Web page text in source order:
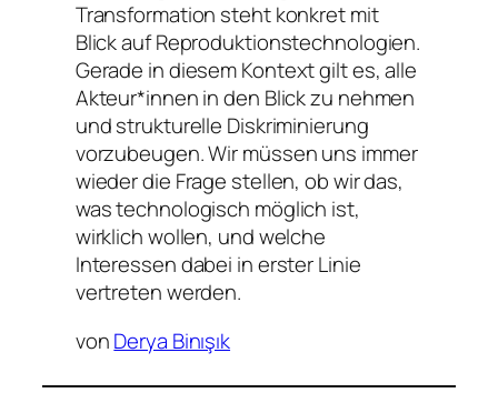
Transformation steht konkret mit
Blick auf Reproduktionstechnologien.
Gerade in diesem Kontext gilt es, alle
Akteur*innen in den Blick zu nehmen
und strukturelle Diskriminierung
vorzubeugen. Wir müssen uns immer
wieder die Frage stellen, ob wir das,
was technologisch möglich ist,
wirklich wollen, und welche
Interessen dabei in erster Linie
vertreten werden.
vonDerya Binışık